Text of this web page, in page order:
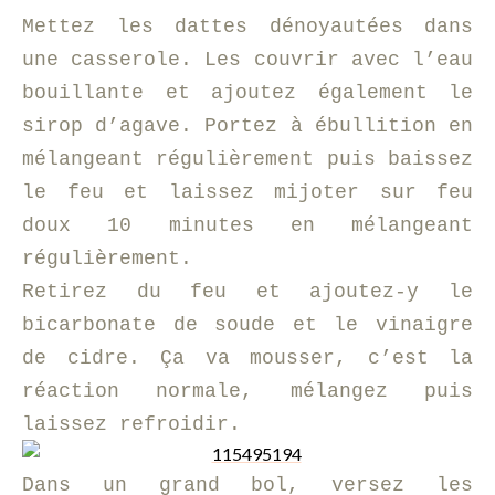
Mettez les dattes dénoyautées dans
une casserole. Les couvrir avec l’eau
bouillante et ajoutez également le
sirop d’agave. Portez à ébullition en
mélangeant régulièrement puis baissez
le feu et laissez mijoter sur feu
doux 10 minutes en mélangeant
régulièrement.
Retirez du feu et ajoutez-y le
bicarbonate de soude et le vinaigre
de cidre. Ça va mousser, c’est la
réaction normale, mélangez puis
laissez refroidir.
Dans un grand bol, versez les